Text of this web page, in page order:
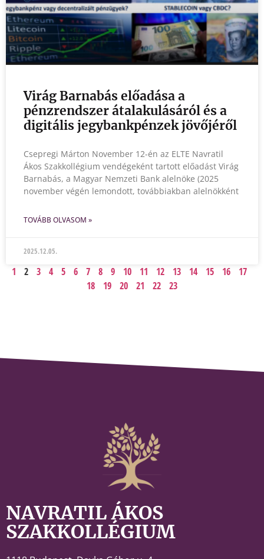
Virág Barnabás előadása a
pénzrendszer átalakulásáról és a
digitális jegybankpénzek jövőjéről
Csepregi Márton November 12-én az ELTE Navratil
Ákos Szakkollégium vendégeként tartott előadást Virág
Barnabás, a Magyar Nemzeti Bank alelnöke (2025
november végén lemondott, továbbiakban alelnökként
TOVÁBB OLVASOM »
2025.12.05.
1 2 3 4 5 6 7 8 9 10 11 12 13 14 15 16
17
18
19 20 21 22 23
NAVRATIL ÁKOS
SZAKKOLLÉGIUM